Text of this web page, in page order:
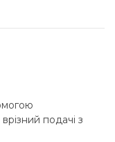
подачі з